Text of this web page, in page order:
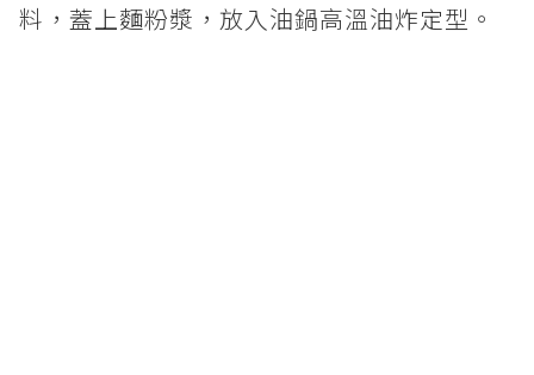
料，蓋上麵粉漿，放入油鍋高溫油炸定型。